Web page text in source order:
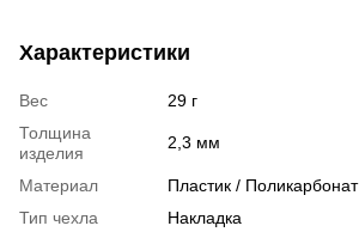
Характеристики
Вес
29 г
Толщина
изделия
2,3 мм
Материал
Пластик / Поликарбонат
Тип чехла
Накладка